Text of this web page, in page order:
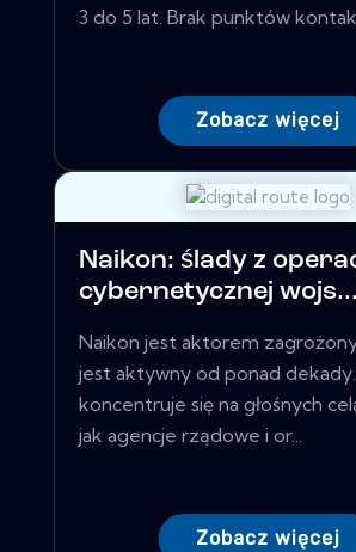
3 do 5 lat. Brak punktów
Zobacz więcej
Naikon: ślady z
cybernetycznej wojs...
Naikon jest aktorem
jest aktywny od ponad
koncentruje się na głośnych
jak agencje rządowe i or...
Zobacz więcej